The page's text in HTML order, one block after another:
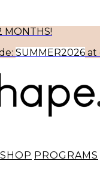
MONTHS!
SUMMER2026 at
SHOP PROGRAMS